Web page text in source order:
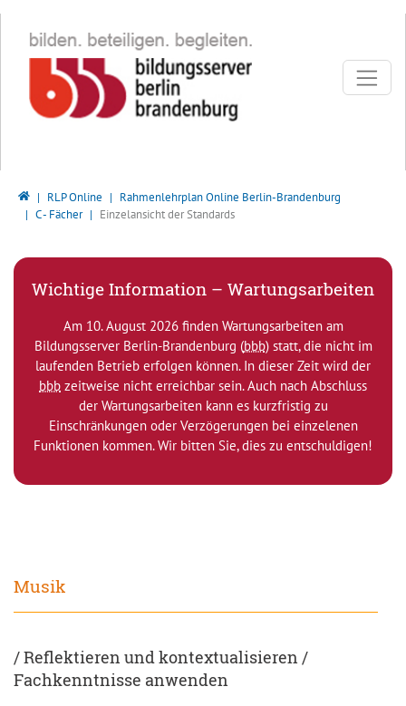
Bildungsserver Berlin - Brandenburg
RLP Online
Rahmenlehrplan Online Berlin-Brandenburg
C - Fächer
Einzelansicht der Standards
Wichtige Information – Wartungsarbeiten
Am 10. August 2026 finden Wartungsarbeiten am
Bildungsserver Berlin-Brandenburg (bbb) statt, die nicht im
laufenden Betrieb erfolgen können. In dieser Zeit wird der
bbb zeitweise nicht erreichbar sein. Auch nach Abschluss
der Wartungsarbeiten kann es kurzfristig zu
Einschränkungen oder Verzögerungen bei einzelenen
Funktionen kommen. Wir bitten Sie, dies zu entschuldigen!
Musik
/ Reflektieren und kontextualisieren /
Fachkenntnisse anwenden